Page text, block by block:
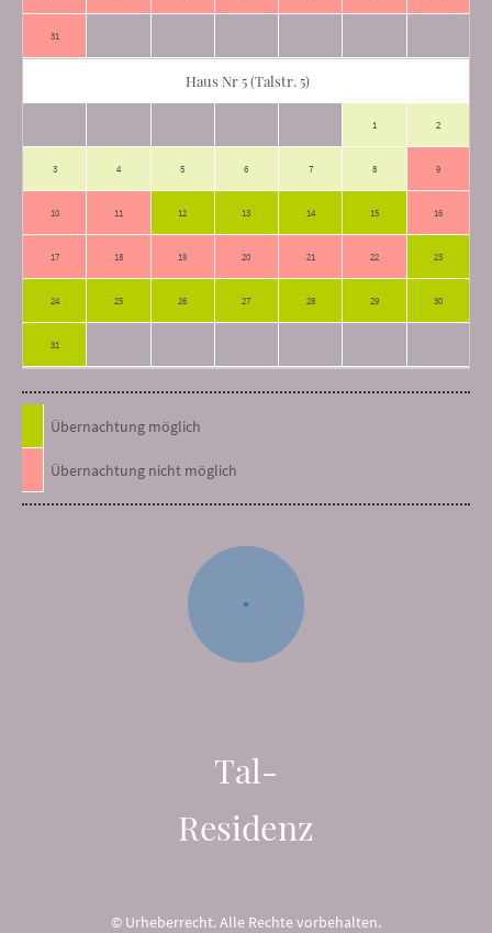
31
Haus Nr 5 (Talstr. 5)
1 2
3 4 5 6 7 8 9
10 11 12 13 14 15 16
17 18 19 20 21 22 23
24 25 26 27 28 29 30
31
Übernachtung möglich
Übernachtung nicht möglich
Tal-
Residenz
© Urheberrecht. Alle Rechte vorbehalten.